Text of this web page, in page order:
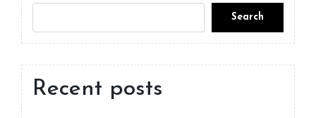
Search
Recent posts